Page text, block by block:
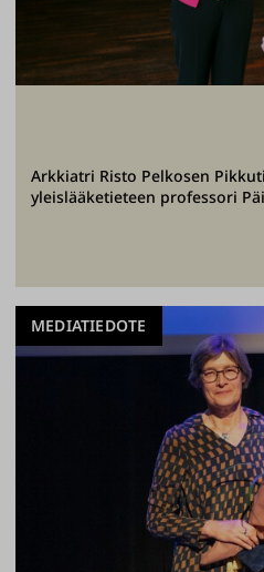
Arkkiatri Risto Pelkosen
yleislääketieteen professori
MEDIATIEDOTE